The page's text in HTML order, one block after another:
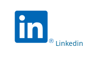
Linkedin